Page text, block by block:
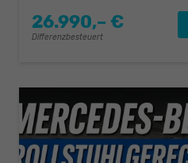
26.990,– €
Differenzbesteuert